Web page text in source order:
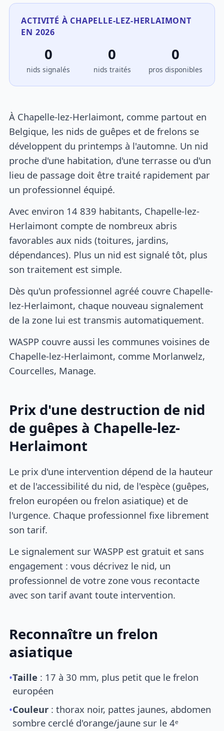
ACTIVITÉ À CHAPELLE-LEZ-HERLAIMONT
EN 2026
0
nids signalés
0
nids traités
0
pros disponibles
À Chapelle-lez-Herlaimont, comme partout en
Belgique, les nids de guêpes et de frelons se
développent du printemps à l'automne. Un nid
proche d'une habitation, d'une terrasse ou d'un
lieu de passage doit être traité rapidement par
un professionnel équipé.
Avec environ 14 839 habitants, Chapelle-lez-
Herlaimont compte de nombreux abris
favorables aux nids (toitures, jardins,
dépendances). Plus un nid est signalé tôt, plus
son traitement est simple.
Dès qu'un professionnel agréé couvre Chapelle-
lez-Herlaimont, chaque nouveau signalement
de la zone lui est transmis automatiquement.
WASPP couvre aussi les communes voisines de
Chapelle-lez-Herlaimont, comme Morlanwelz,
Courcelles, Manage.
Prix d'une destruction de nid
de guêpes à Chapelle-lez-
Herlaimont
Le prix d'une intervention dépend de la hauteur
et de l'accessibilité du nid, de l'espèce (guêpes,
frelon européen ou frelon asiatique) et de
l'urgence. Chaque professionnel fixe librement
son tarif.
Le signalement sur WASPP est gratuit et sans
engagement : vous décrivez le nid, un
professionnel de votre zone vous recontacte
avec son tarif avant toute intervention.
Reconnaître un frelon
asiatique
•Taille : 17 à 30 mm, plus petit que le frelon
européen
•Couleur : thorax noir, pattes jaunes, abdomen
sombre cerclé d'orange/jaune sur le 4ᵉ